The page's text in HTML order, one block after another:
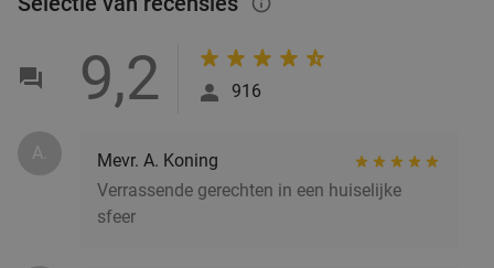
9,2 916
A.
Mevr. A. Koning
Verrassende gerechten in een huiselijke
sfeer